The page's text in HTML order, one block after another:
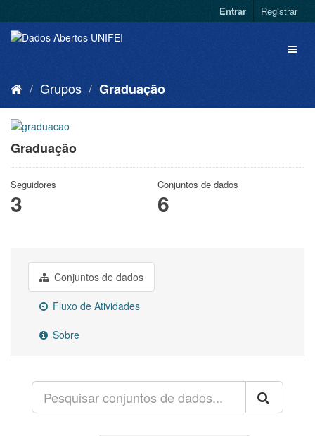
Entrar Registrar
Grupos Graduação
Graduação
Seguidores
3
Conjuntos de dados
6
Conjuntos de dados
Fluxo de Atividades
Sobre